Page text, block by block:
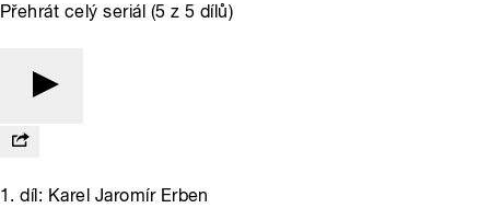
Přehrát celý seriál (5 z 5 dílů)
1. díl: Karel Jaromír Erben